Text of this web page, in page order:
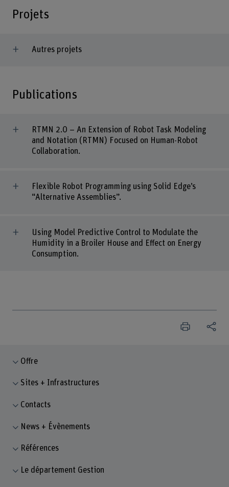
Projets
Autres projets
Publications
RTMN 2.0 – An Extension of Robot Task Modeling
and Notation (RTMN) Focused on Human-Robot
Collaboration.
Flexible Robot Programming using Solid Edge’s
“Alternative Assemblies”.
Using Model Predictive Control to Modulate the
Humidity in a Broiler House and Effect on Energy
Consumption.
Offre
Sites + Infrastructures
Contacts
News + Évènements
Références
Le département Gestion